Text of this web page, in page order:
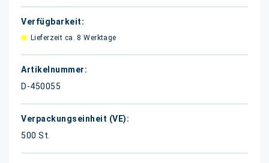
Lieferzeit ca. 8 Werktage
D-450055
500 St.